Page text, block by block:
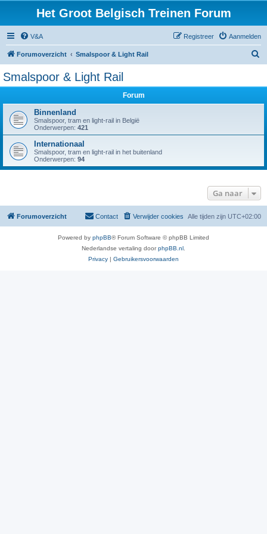
Het Groot Belgisch Treinen Forum
V&A Aanmelden
Registreer
Forumoverzicht Smalspoor & Light Rail
Smalspoor & Light Rail
Forum
Binnenland
Smalspoor, tram en light-rail in België
Onderwerpen: 421
Internationaal
Smalspoor, tram en light-rail in het buitenland
Onderwerpen: 94
Ga naar
Forumoverzicht Alle tijden zijn UTC+02:00
Verwijder cookies
Contact
Powered by phpBB® Forum Software © phpBB Limited
Nederlandse vertaling doorphpBB.nl
Privacy | Gebruikersvoorwaarden